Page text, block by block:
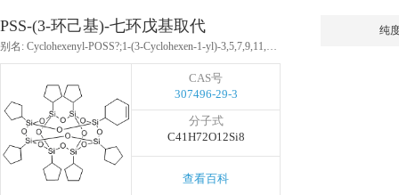
PSS-(3-环己基)-七环戊基取代
别名: Cyclohexenyl-POSS?;1-(3-Cyclohexen-1-yl)-3,5,7,9,11,13,15-heptacyclopentylpentacyclo[9.5.1.13,9.15,15.17,13]octasiloxane
CAS号
307496-29-3
分子式
C41H72O12Si8
查看百科
纯